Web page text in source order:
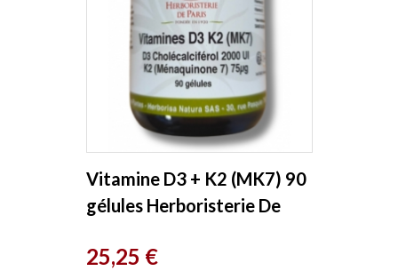
Vitamine D3 + K2 (MK7) 90
gélules Herboristerie De
Prix
25,25 €